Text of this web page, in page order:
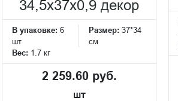
34,5x37x0,9 декор
В упаковке: 6
шт
Размер: 37*34
см
Вес: 1.7 кг
2 259.60 руб.
шт